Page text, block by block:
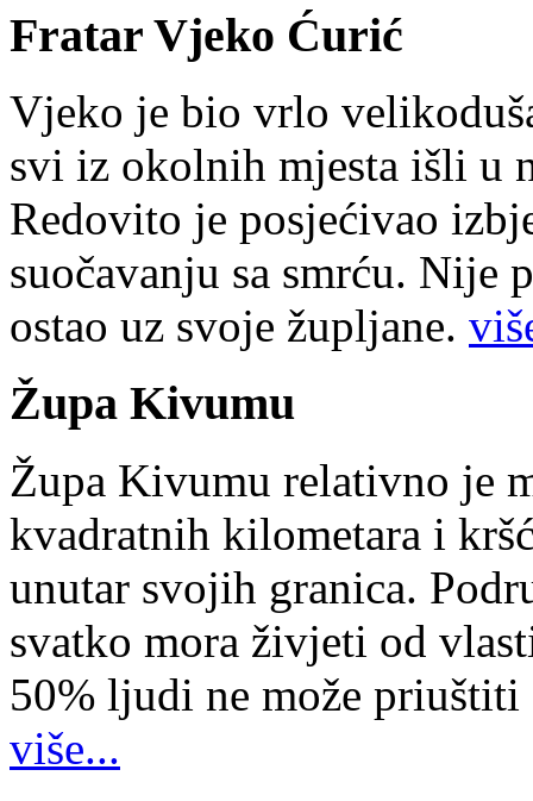
Fratar Vjeko Ćurić
Vjeko je bio vrlo
svi iz okolnih mjesta išli u
Redovito je posjećivao
suočavanju sa smrću. Nije
ostao uz svoje župljane.
Župa Kivumu
Župa Kivumu relativno je
kvadratnih kilometara i
unutar svojih granica.
svatko mora živjeti od
50% ljudi ne može
više...